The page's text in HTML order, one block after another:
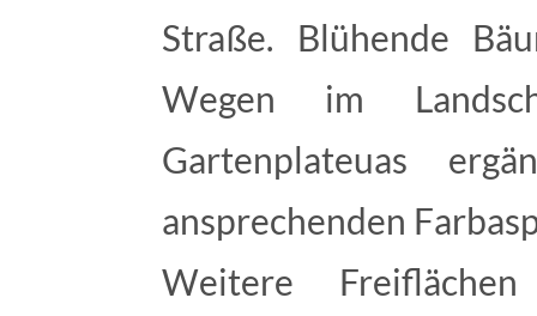
Straße. Blühende
Wegen im
Gartenplateuas
ansprechenden
Weitere